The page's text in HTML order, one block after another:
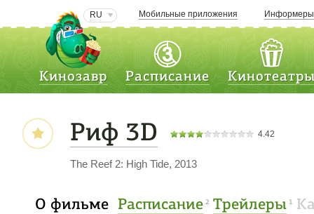
RU Мобильные приложения Информеры
Кинозавр Расписание
4.42
Риф 3D
The Reef 2: High Tide, 2013
О фильме Расписание 2 Трейлеры 1